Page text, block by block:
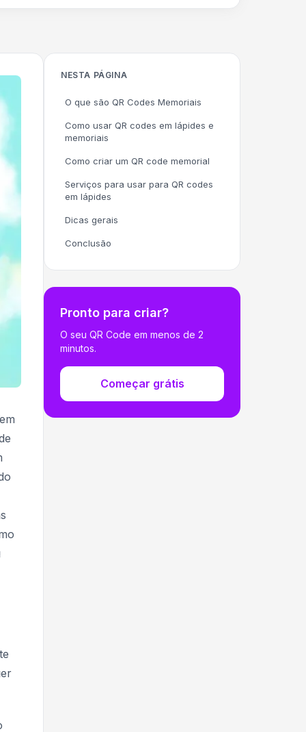
NESTA PÁGINA
O que são QR Codes Memoriais
Como usar QR codes em lápides e
memoriais
Como criar um QR code memorial
Serviços para usar para QR codes
em lápides
Dicas gerais
Conclusão
Pronto para criar?
O seu QR Code em menos de 2
minutos.
Começar grátis